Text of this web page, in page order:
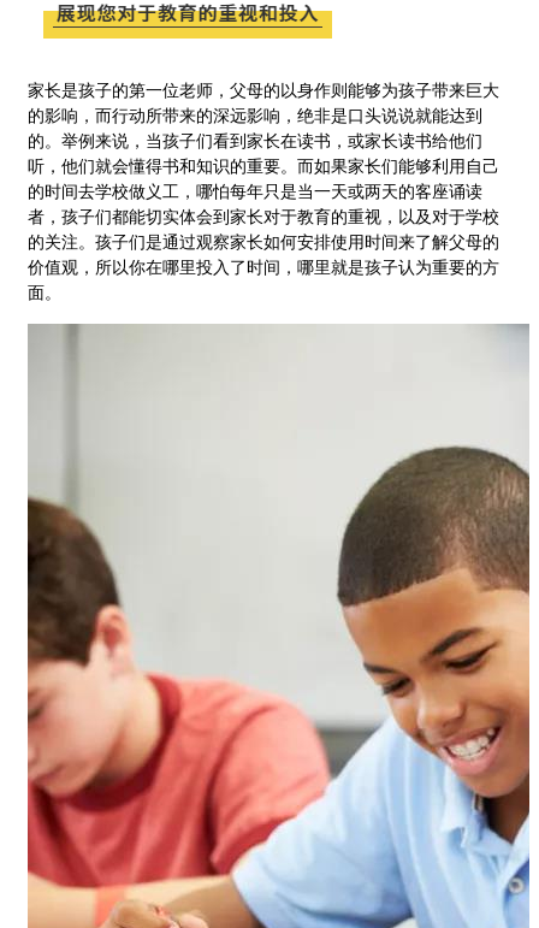
家长是孩子的第一位老师，父母的以身作则能够为孩子带来巨大
的影响，而行动所带来的深远影响，绝非是口头说说就能达到
的。举例来说，当孩子们看到家长在读书，或家长读书给他们
听，他们就会懂得书和知识的重要。而如果家长们能够利用自己
的时间去学校做义工，哪怕每年只是当一天或两天的客座诵读
者，孩子们都能切实体会到家长对于教育的重视，以及对于学校
的关注。孩子们是通过观察家长如何安排使用时间来了解父母的
价值观，所以你在哪里投入了时间，哪里就是孩子认为重要的方
面。